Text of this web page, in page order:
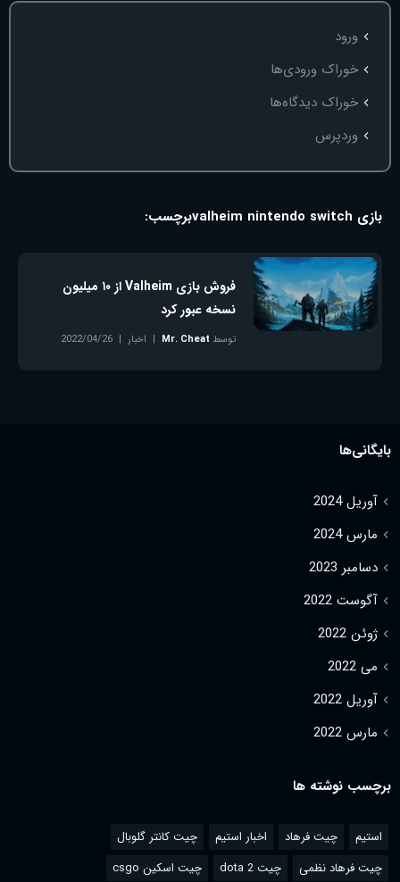
ورود
خوراک ورودی‌ها
خوراک دیدگاه‌ها
وردپرس
برچسب: بازی valheim nintendo switch
فروش بازی Valheim از ۱۰ میلیون
نسخه عبور کرد
توسط Mr. Cheat اخبار
2022/04/26
بایگانی‌ها
آوریل 2024
مارس 2024
دسامبر 2023
آگوست 2022
ژوئن 2022
می 2022
آوریل 2022
مارس 2022
برچسب نوشته ها
استیم چیت فرهاد اخبار استیم
چیت کانتر گلوبال
چیت فرهاد نظمی
چیت dota 2 چیت اسکین csgo